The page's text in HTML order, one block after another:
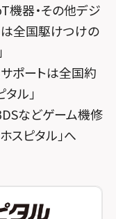
ャスパ
機器・その他デジ
全国駆けつけの
サポートは全国約
ル」
などゲーム機修
スピタル」へ